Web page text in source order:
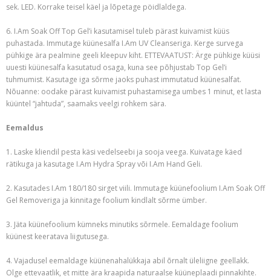
sek. LED. Korrake teisel käel ja lõpetage pöidlaldega.
6. I.Am Soak Off Top Gel’i kasutamisel tuleb pärast kuivamist küüs
puhastada. Immutage küünesalfa I.Am UV Cleanseriga. Kerge survega
pühkige ära pealmine geeli kleepuv kiht. ETTEVAATUST: Ärge pühkige küüsi
uuesti küünesalfa kasutatud osaga, kuna see põhjustab Top Gel’i
tuhmumist. Kasutage iga sõrme jaoks puhast immutatud küünesalfat.
Nõuanne: oodake pärast kuivamist puhastamisega umbes 1 minut, et lasta
küüntel “jahtuda”, saamaks veelgi rohkem sära.
Eemaldus
1. Laske kliendil pesta käsi vedelseebi ja sooja veega. Kuivatage käed
rätikuga ja kasutage I.Am Hydra Spray või I.Am Hand Geli.
2. Kasutades I.Am 180/180 sirget viili. Immutage küünefoolium I.Am Soak Off
Gel Removeriga ja kinnitage foolium kindlalt sõrme ümber.
3. Jäta küünefoolium kümneks minutiks sõrmele. Eemaldage foolium
küünest keeratava liigutusega.
4. Vajadusel eemaldage küünenahalükkaja abil õrnalt üleliigne geellakk.
Olge ettevaatlik, et mitte ära kraapida naturaalse küüneplaadi pinnakihte.